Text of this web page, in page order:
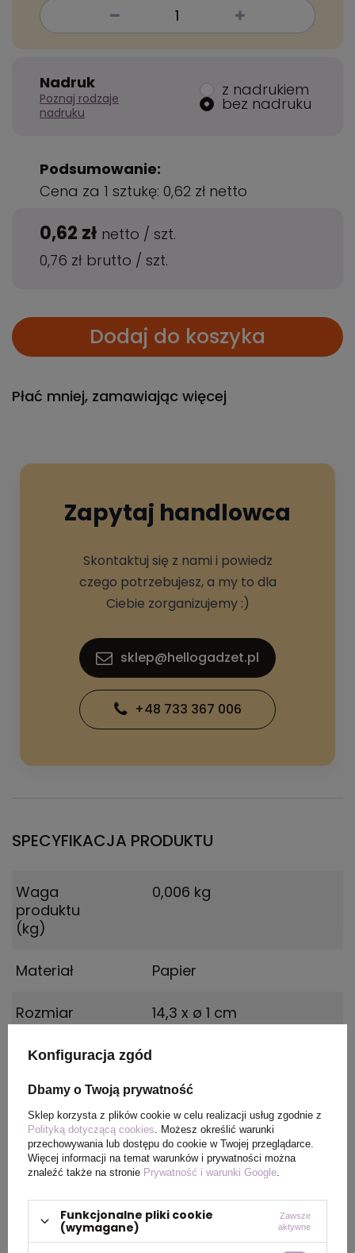
Nadruk
Poznaj rodzaje
nadruku
z nadrukiem
bez nadruku
Podsumowanie:
Cena za 1 sztukę: 0,62 zł netto
0,62 zł netto / szt.
0,76 zł brutto / szt.
Dodaj do koszyka
Płać mniej, zamawiając więcej
Zapytaj handlowca
Skontaktuj się z nami i powiedz
czego potrzebujesz, a my to dla
Ciebie zorganizujemy :)
sklep@hellogadzet.pl
+48 733 367 006
SPECYFIKACJA PRODUKTU
Waga
produktu
(kg)
0,006 kg
Materiał Papier
Rozmiar 14,3 x ø 1 cm
Kolor
OPIS
Długopis wykonany z tektury pochodzącej z
recyklingu. Posiada wkład piszący na
Konfiguracja zgód
Dbamy o Twoją prywatność
Sklep korzysta z plików cookie w celu realizacji usług zgodnie z
Polityką dotyczącą cookies . Możesz określić warunki
przechowywania lub dostępu do cookie w Twojej przeglądarce.
Więcej informacji na temat warunków i prywatności można
znaleźć także na stronie Prywatność i warunki Google
Funkcjonalne pliki cookie
(wymagane)
Zawsze
aktywne